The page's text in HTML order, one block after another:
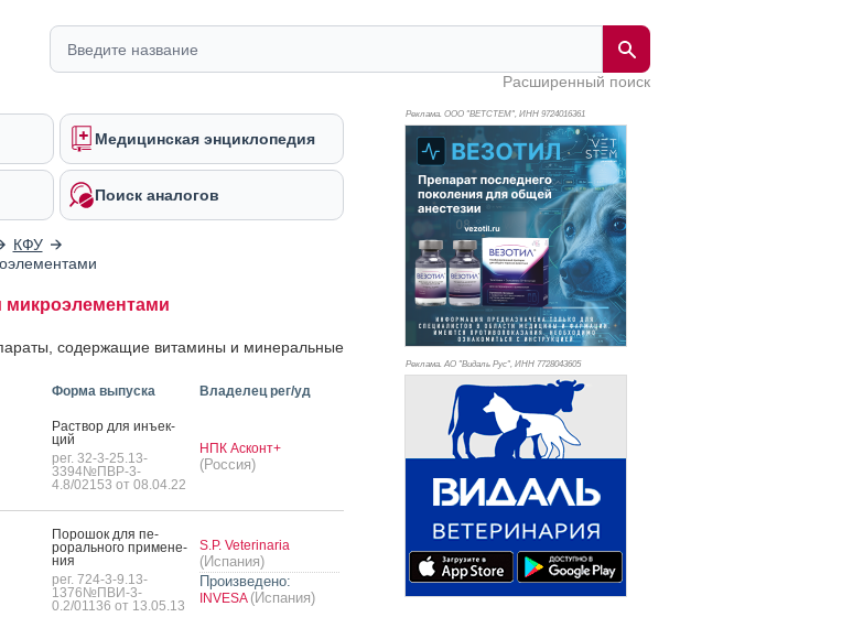
Расширенный поиск
Медицинская энциклопедия
Поиск аналогов
КФУ
микроэлементами
содержащие витамины и минеральные
Форма выпуска Владелец рег/уд
Рас­твор для инъ­ек­
ций
рег. 32-3-25.13-
3394№ПВР-3-
4.8/02153 от 08.04.22
НПК Асконт+
(Россия)
По­рошок для пе­
рораль­но­го при­мене­
ния
рег. 724-3-9.13-
1376№ПВИ-3-
0.2/01136 от 13.05.13
S.P. Veterinaria
(Испания)
Произведено:
INVESA (Испания)
Реклама. ООО "ВЕТСТЕМ", ИНН 9724016361
Реклама. АО "Видаль Рус", ИНН 7728043605